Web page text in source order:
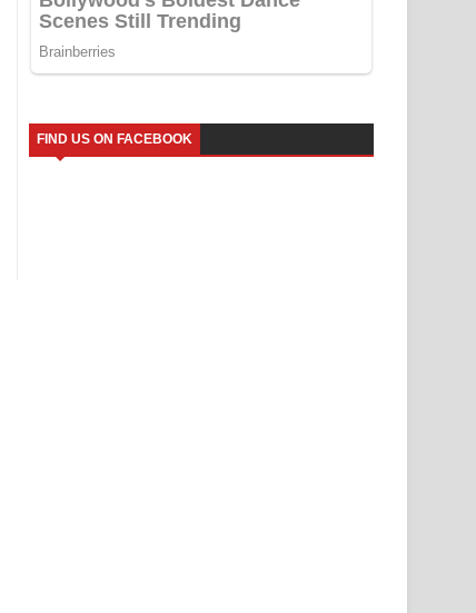
FIND US ON FACEBOOK